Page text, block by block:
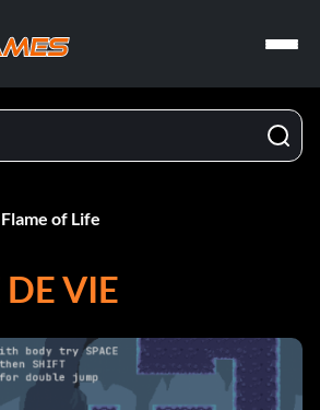
Flame of Life
VIE